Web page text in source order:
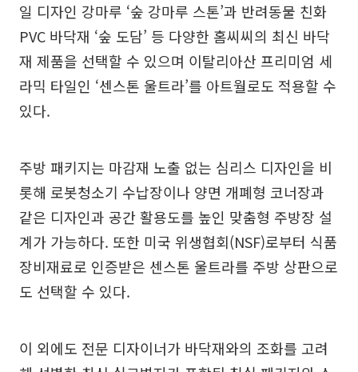
일 디자인 강마루 ‘숲 강마루 스톤’과 반려동물 친화
PVC 바닥재 ‘숲 도담’ 등 다양한 홈씨씨의 최신 바닥
재 제품을 선택할 수 있으며 이탈리아산 프리미엄 세
라믹 타일인 ‘센스톤 울트라’를 아트월로도 적용할 수
있다.
주방 패키지는 마감재 노출 없는 심리스 디자인을 비
롯해 로봇청소기 수납장이나 양면 개폐형 코너장과
같은 디자인과 공간 활용도를 높인 맞춤형 주방장 설
계가 가능하다. 또한 미국 위생협회(NSF)로부터 식품
장비재료로 인증받은 센스톤 울트라를 주방 상판으로
도 선택할 수 있다.
이 외에도 전문 디자이너가 바닥재와의 조화를 고려